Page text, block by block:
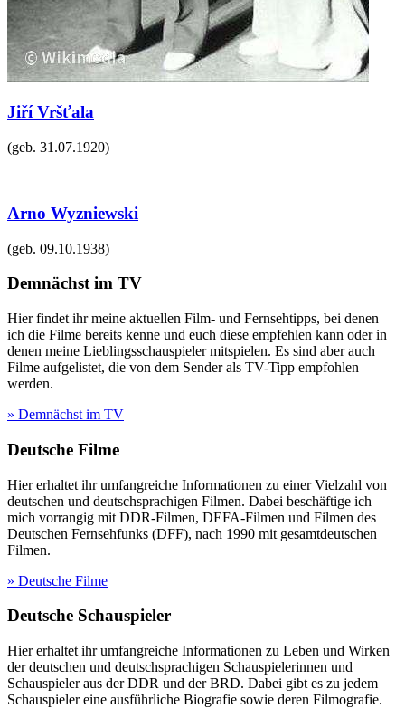
Jiří Vršťala
(geb. 31.07.1920)
Arno Wyzniewski
(geb. 09.10.1938)
Demnächst im TV
Hier findet ihr meine aktuellen Film- und Fernsehtipps, bei denen
ich die Filme bereits kenne und euch diese empfehlen kann oder in
denen meine Lieblingsschauspieler mitspielen. Es sind aber auch
Filme aufgelistet, die von dem Sender als TV-Tipp empfohlen
werden.
» Demnächst im TV
Deutsche Filme
Hier erhaltet ihr umfangreiche Informationen zu einer Vielzahl von
deutschen und deutschsprachigen Filmen. Dabei beschäftige ich
mich vorrangig mit DDR-Filmen, DEFA-Filmen und Filmen des
Deutschen Fernsehfunks (DFF), nach 1990 mit gesamtdeutschen
Filmen.
» Deutsche Filme
Deutsche Schauspieler
Hier erhaltet ihr umfangreiche Informationen zu Leben und Wirken
der deutschen und deutschsprachigen Schauspielerinnen und
Schauspieler aus der DDR und der BRD. Dabei gibt es zu jedem
Schauspieler eine ausführliche Biografie sowie deren Filmografie.